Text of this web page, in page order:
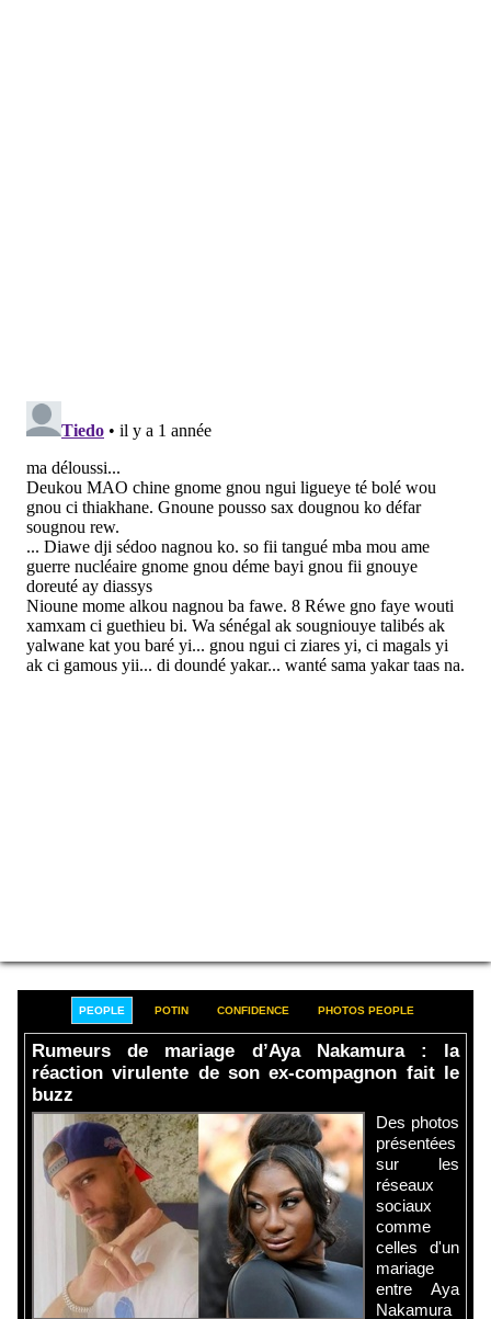
PEOPLE POTIN CONFIDENCE PHOTOS PEOPLE
Rumeurs de mariage d’Aya Nakamura : la
réaction virulente de son ex-compagnon fait le
buzz
Des photos
présentées
sur les
réseaux
sociaux
comme
celles d'un
mariage
entre Aya
Nakamura